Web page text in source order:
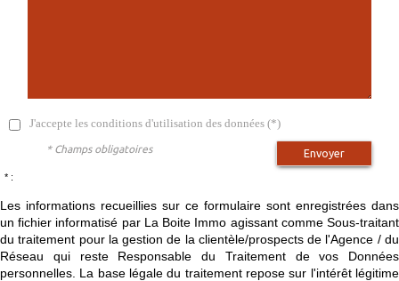
J'accepte les conditions d'utilisation des données (*)
Envoyer
* Champs obligatoires
* :
Les informations recueillies sur ce formulaire sont enregistrées dans
un fichier informatisé par La Boite Immo agissant comme Sous-traitant
du traitement pour la gestion de la clientèle/prospects de l'Agence / du
Réseau qui reste Responsable du Traitement de vos Données
personnelles. La base légale du traitement repose sur l'intérêt légitime